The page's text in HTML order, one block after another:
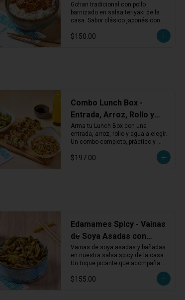
Vapor
Gohan tradicional con pollo
barnizado en salsa teriyaki de la
casa. Sabor clásico japonés con un
$150.00
Combo Lunch Box -
Entrada, Arroz, Rollo y
Agua
Arma tu Lunch Box con una
entrada, arroz, rollo y agua a elegir.
Un combo completo, práctico y
cualquier momento del día.
$197.00
Edamames Spicy - Vainas
de Soya Asadas con
Salsa Spicy
Vainas de soya asadas y bañadas
en nuestra salsa spicy de la casa.
Un toque picante que acompaña
perfecto cualquier rollo o entrada
ligera.
$155.00